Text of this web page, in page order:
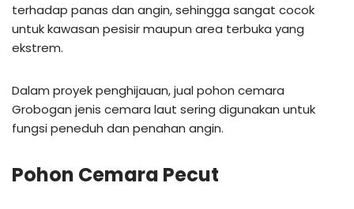
terhadap panas dan angin, sehingga sangat cocok
untuk kawasan pesisir maupun area terbuka yang
ekstrem.
Dalam proyek penghijauan, jual pohon cemara
Grobogan jenis cemara laut sering digunakan untuk
fungsi peneduh dan penahan angin.
Pohon Cemara Pecut